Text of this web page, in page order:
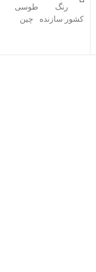
رنگ
طوسی
کشور سازنده
چین